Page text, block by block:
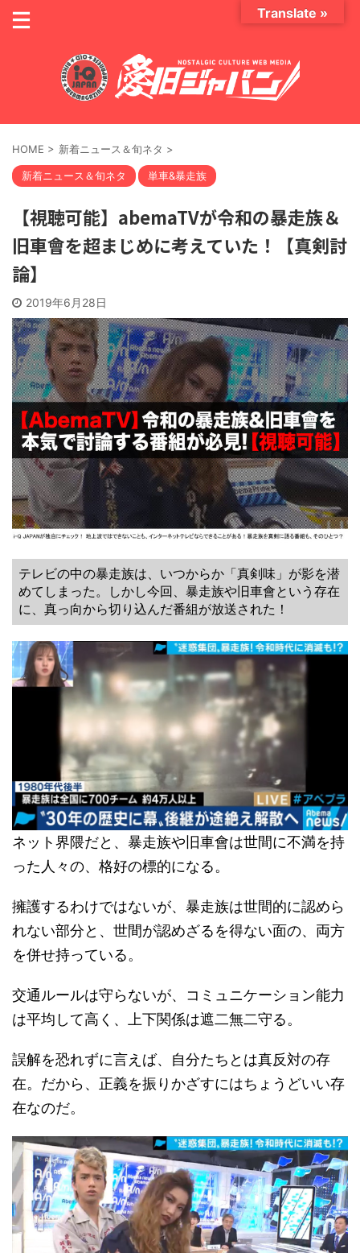
HOME > 新着ニュース＆旬ネタ >
新着ニュース＆旬ネタ 単車&暴走族
【視聴可能】abemaTVが令和の暴走族＆
旧車會を超まじめに考えていた！【真剣討
論】
2019年6月28日
テレビの中の暴走族は、いつからか「真剣味」が影を潜
めてしまった。しかし今回、暴走族や旧車會という存在
に、真っ向から切り込んだ番組が放送された！
ネット界隈だと、暴走族や旧車會は世間に不満を持
った人々の、格好の標的になる。
擁護するわけではないが、暴走族は世間的に認めら
れない部分と、世間が認めざるを得ない面の、両方
を併せ持っている。
交通ルールは守らないが、コミュニケーション能力
は平均して高く、上下関係は遮二無二守る。
誤解を恐れずに言えば、自分たちとは真反対の存
在。だから、正義を振りかざすにはちょうどいい存
在なのだ。
Translate »